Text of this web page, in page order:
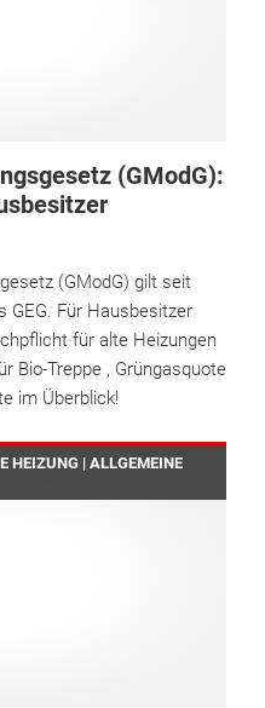
(GModG):
(GModG) gilt seit
GEG. Für Hausbesitzer
für alte Heizungen
Bio-Treppe , Grüngasquote
im Überblick!
HEIZUNG | ALLGEMEINE